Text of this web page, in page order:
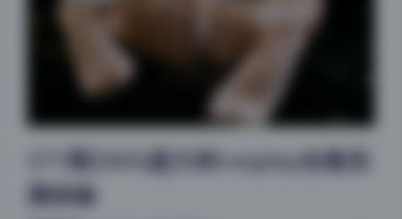
371期200G超大杯cosplay合集实
测体验